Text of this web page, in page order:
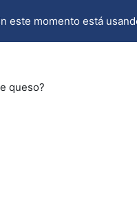
este momento está
queso?